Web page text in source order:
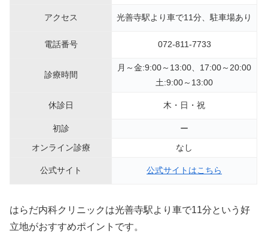
アクセス 光善寺駅より車で11分、駐車場あり
電話番号 072-811-7733
診療時間
月～金:9:00～13:00、17:00～20:00
土:9:00～13:00
休診日 木・日・祝
初診
ー
オンライン診療
なし
公式サイト 公式サイトはこちら
はらだ内科クリニックは光善寺駅より車で11分という好
立地がおすすめポイントです。